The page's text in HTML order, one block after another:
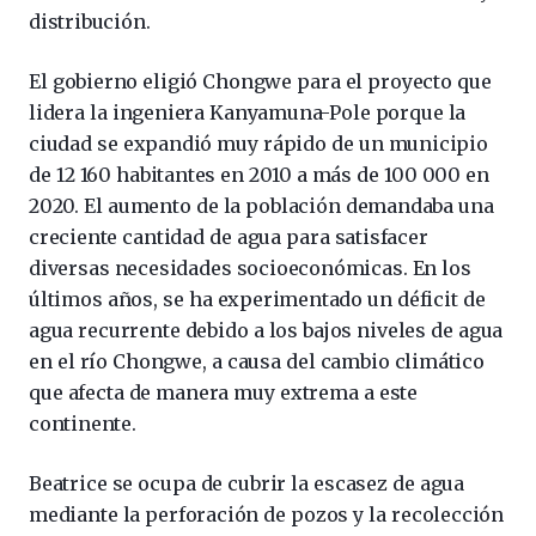
distribución.
El gobierno eligió Chongwe para el proyecto que
lidera la ingeniera Kanyamuna-Pole porque la
ciudad se expandió muy rápido de un municipio
de 12 160 habitantes en 2010 a más de 100 000 en
2020. El aumento de la población demandaba una
creciente cantidad de agua para satisfacer
diversas necesidades socioeconómicas. En los
últimos años, se ha experimentado un déficit de
agua recurrente debido a los bajos niveles de agua
en el río Chongwe, a causa del cambio climático
que afecta de manera muy extrema a este
continente.
Beatrice se ocupa de cubrir la escasez de agua
mediante la perforación de pozos y la recolección